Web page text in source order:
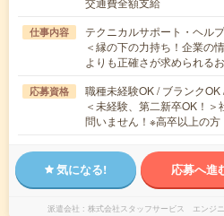
仕事内容
テクニカルサポート・ヘル
＜縁の下の力持ち！企業の
よりも正確さが求められる
応募資格
職種未経験OK / ブランクOK
＜未経験、第二新卒OK！
問いません！※高卒以上の
気になる! 応募へ進
派遣会社 株式会社スタッフサービス エンジニ